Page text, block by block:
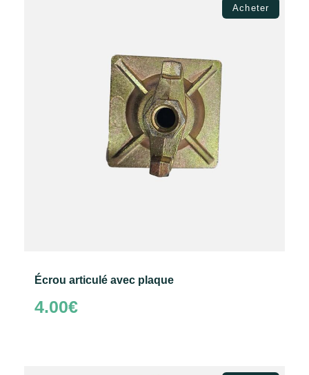
Acheter
Écrou articulé avec plaque
4.00€